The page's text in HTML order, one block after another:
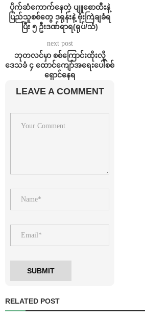
ပိုက်ဆံကောက်နေတဲ့ ပျူစောထီးနဲ့
ပြည်သူစစ်တွေ ဒရုန်းနဲ့ ဗုံးကြဲချခံရ
ပြီး ၅ ဦးဒဏ်ရာရ(ရုပ်/သံ)
next post
ဘုတလင်မှာ စစ်ကြောင်းထိုးလို့
ဒေသခံ ၄ ထောင်ကျော်အရေးပေါ်စစ်
ရှောင်နေရ
LEAVE A COMMENT
RELATED POST